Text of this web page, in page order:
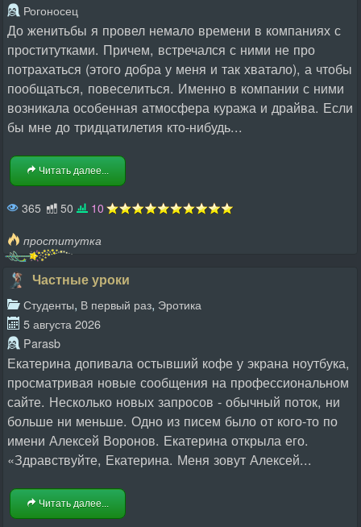
Рогоносец
До женитьбы я провел немало времени в компаниях с
проститутками. Причем, встречался с ними не про
потрахаться (этого добра у меня и так хватало), а чтобы
пообщаться, повеселиться. Именно в компании с ними
возникала особенная атмосфера куража и драйва. Если
бы мне до тридцатилетия кто-нибудь...
Читать далее...
365 50
10
проститутка
Частные уроки
Студенты, В первый раз, Эротика
5 августа 2026
Parasb
Екатерина допивала остывший кофе у экрана ноутбука,
просматривая новые сообщения на профессиональном
сайте. Несколько новых запросов - обычный поток, ни
больше ни меньше. Одно из писем было от кого-то по
имени Алексей Воронов. Екатерина открыла его.
«Здравствуйте, Екатерина. Меня зовут Алексей...
Читать далее...